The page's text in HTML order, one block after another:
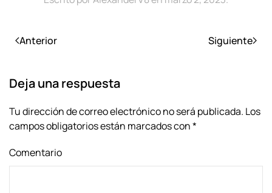
Anterior Siguiente
Deja una respuesta
Tu dirección de correo electrónico no será publicada. Los
campos obligatorios están marcados con*
Comentario